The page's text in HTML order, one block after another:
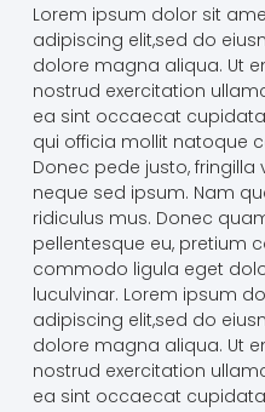
Lorem ipsum dolor sit
adipiscing elit,sed do
dolore magna aliqua. Ut
nostrud exercitation
ea sint occaecat
qui officia mollit natoque
Donec pede justo, fringilla
neque sed ipsum. Nam
ridiculus mus. Donec
pellentesque eu, pretium
commodo ligula eget
luculvinar. Lorem ipsum
adipiscing elit,sed do
dolore magna aliqua. Ut
nostrud exercitation
ea sint occaecat